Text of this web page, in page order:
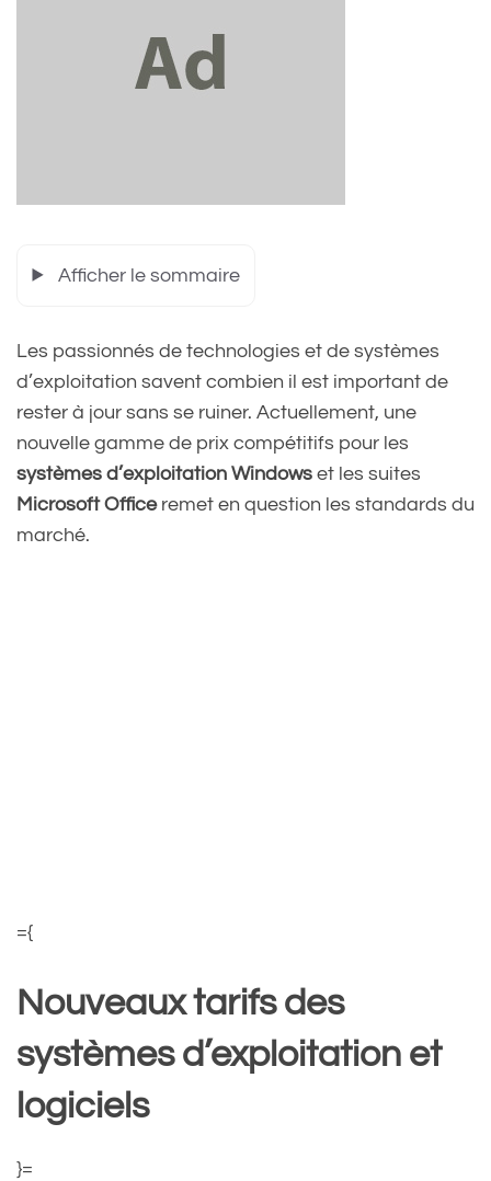
Afficher le sommaire
Les passionnés de technologies et de systèmes
d’exploitation savent combien il est important de
rester à jour sans se ruiner. Actuellement, une
nouvelle gamme de prix compétitifs pour les
systèmes d’exploitation Windows et les suites
Microsoft Officeremet en question les standards du
marché.
={
Nouveaux tarifs des
systèmes d’exploitation et
logiciels
}=